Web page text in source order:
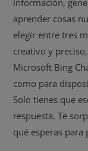
información,
aprender cosas
elegir entre tres
creativo y
Microsoft Bing
como para
Solo tienes que
respuesta. Te
qué esperas para